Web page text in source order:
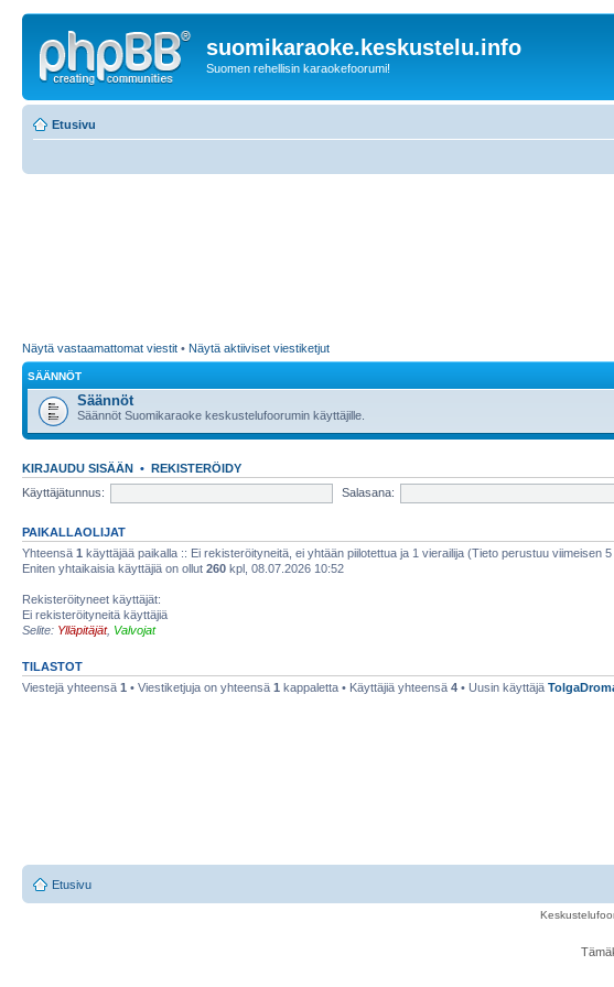
suomikaraoke.keskustelu.info
Suomen rehellisin karaokefoorumi!
Etusivu
Näytä vastaamattomat viestit • Näytä aktiiviset viestiketjut
SÄÄNNÖT
Säännöt
Säännöt Suomikaraoke keskustelufoorumin käyttäjille.
KIRJAUDU SISÄÄN • REKISTERÖIDY
Käyttäjätunnus:
Salasana:
PAIKALLAOLIJAT
Yhteensä 1 käyttäjää paikalla :: Ei rekisteröityneitä, ei yhtään piilotettua ja 1 vierailija (Tieto perustuu viimeisen
Eniten yhtaikaisia käyttäjiä on ollut 260 kpl, 08.07.2026 10:52
Rekisteröityneet käyttäjät:
Ei rekisteröityneitä käyttäjiä
Selite: Ylläpitäjät, Valvojat
TILASTOT
Viestejä yhteensä 1 • Viestiketjuja on yhteensä 1 kappaletta • Käyttäjiä yhteensä 4 • Uusin käyttäjä
Etusivu